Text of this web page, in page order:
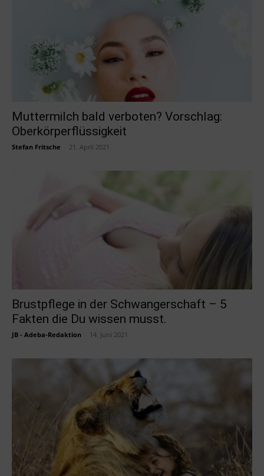
Muttermilch bald verboten? Vorschlag:
Oberkörperflüssigkeit
Stefan Fritsche 21. April 2021
Brustpflege in der Schwangerschaft – 5
Fakten die Du wissen musst.
JB - Adeba-Redaktion 14. Juni 2021